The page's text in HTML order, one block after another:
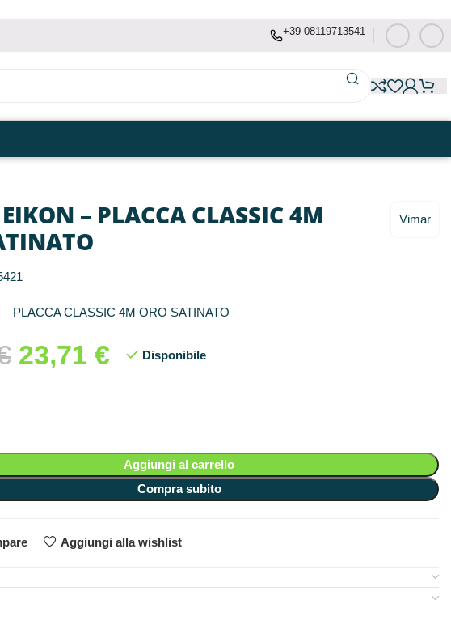
+39 08119713541
– PLACCA CLASSIC 4M
Vimar
PLACCA CLASSIC 4M ORO SATINATO
23,71 € Disponibile
Aggiungi al carrello
Compra subito
Aggiungi alla wishlist